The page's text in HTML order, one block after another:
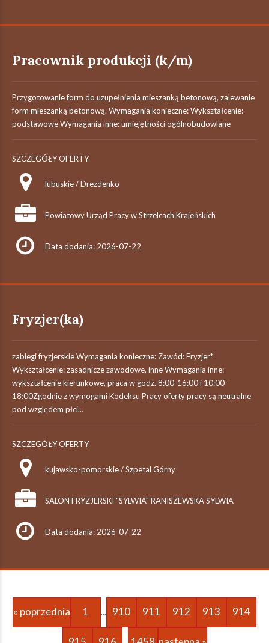
Pracownik produkcji (k/m)
Przygotowanie form do uzupełnienia mieszanką betonową, zalewanie
form mieszanką betonową. Wymagania konieczne: Wykształcenie:
podstawowe Wymagania inne: umiejętności ogólnobudowlane
SZCZEGÓŁY OFERTY
lubuskie / Drezdenko
Powiatowy Urząd Pracy w Strzelcach Krajeńskich
Data dodania: 2026-07-22
Fryzjer(ka)
zabiegi fryzjerskie Wymagania konieczne: Zawód: Fryzjer*
Wykształcenie: zasadnicze zawodowe, inne Wymagania inne:
wykształcenie kierunkowe, praca w godz. 8:00-16:00 i 10:00-
18:00Zgodnie z wymogami Kodeksu Pracy oferty pracy są neutralne
pod względem płci...
SZCZEGÓŁY OFERTY
kujawsko-pomorskie / Szpetal Górny
SALON FRYZJERSKI "SYLWIA" RANISZEWSKA SYLWIA
Data dodania: 2026-07-22
« poprzednia 1 ... 910 911 912 913 914